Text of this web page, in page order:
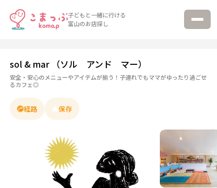
子どもと一緒に行ける
富山のお店探し
sol & mar （ソル アンド マー）
安全・安心のメニューやアイテムが揃う！子連れでもママがゆったり過ごせ
るカフェ◎
経路 保存